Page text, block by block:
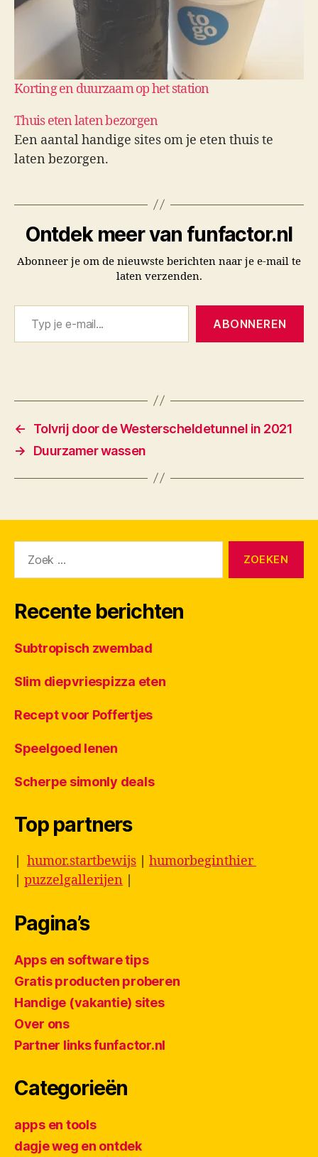
Korting en duurzaam op het station
Thuis eten laten bezorgen
Een aantal handige sites om je eten thuis te
laten bezorgen.
Ontdek meer van funfactor.nl
Abonneer je om de nieuwste berichten naar je e-mail te
laten verzenden.
Typ je e-mail...
ABONNEREN
←
Tolvrij door de Westerscheldetunnel in 2021
→
Duurzamer wassen
naar:
Recente berichten
Subtropisch zwembad
Slim diepvriespizza eten
Recept voor Poffertjes
Speelgoed lenen
Scherpe simonly deals
Top partners
humor.startbewijs
humorbeginthier
puzzelgallerijen
Pagina’s
Apps en software tips
Gratis producten proberen
Handige (vakantie) sites
Over ons
Partner links funfactor.nl
Categorieën
apps en tools
dagje weg en ontdek